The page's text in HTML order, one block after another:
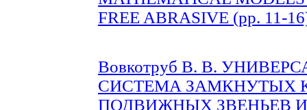
FREE ABRASIVE (pp. 11-
Вовкотруб В. В.
СИСТЕМА ЗАМКНУТЫХ
ПОДВИЖНЫХ ЗВЕНЬЕВ